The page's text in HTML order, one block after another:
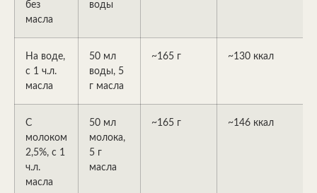
без
масла
воды
На воде,
с 1 ч.л.
масла
50 мл
воды, 5
г масла
~165 г ~130 ккал
С
молоком
2,5%, с 1
ч.л.
масла
50 мл
молока,
5 г
масла
~165 г ~146 ккал